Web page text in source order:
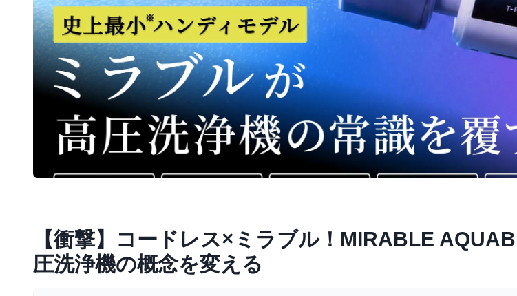
【衝撃】コードレス×ミラブル！MIRABLE
圧洗浄機の概念を変える